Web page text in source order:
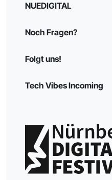
NUEDIGITAL
Noch Fragen?
Folgt uns!
Tech Vibes Incoming